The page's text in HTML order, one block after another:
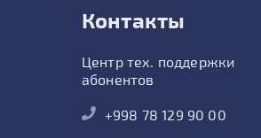
Контакты
Центр тех. поддержки
абонентов
+998 78 129 90 00